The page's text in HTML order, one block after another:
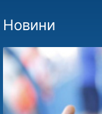
Новини